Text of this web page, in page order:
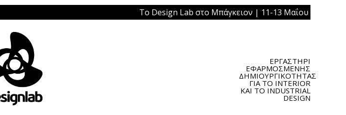
Το Design Lab στο Μπάγκειον | 11-13 Μαΐου 2019 | Πλατεία
ΕΡΓΑΣΤΗΡΙ
ΕΦΑΡΜΟΣΜΕΝΗΣ
ΔΗΜΙΟΥΡΓΙΚΟΤΗΤΑΣ
ΓΙΑ ΤΟ INTERIOR
ΚΑΙ ΤΟ INDUSTRIAL
DESIGN